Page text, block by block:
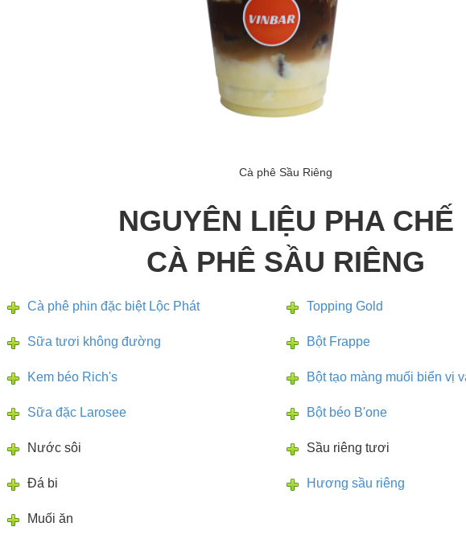
Cà phê Sầu Riêng
NGUYÊN LIỆU PHA CHẾ
CÀ PHÊ SẦU RIÊNG
Cà phê phin đặc biệt Lộc Phát
Sữa tươi không đường
Kem béo Rich's
Sữa đặc Larosee
Nước sôi
Đá bi
Muối ăn
Topping Gold
Bột Frappe
Bột tạo màng muối biển vị
Bột béo B'one
Sầu riêng tươi
Hương sầu riêng